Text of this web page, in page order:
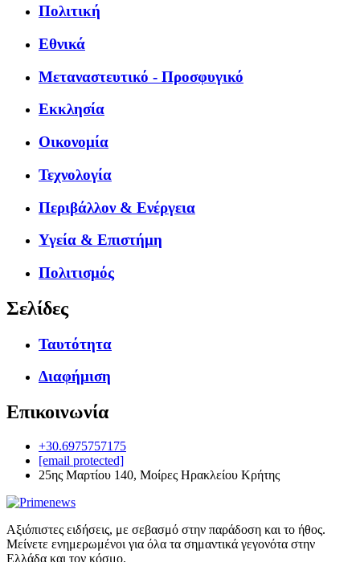
Πολιτική
Εθνικά
Μεταναστευτικό - Προσφυγικό
Εκκλησία
Οικονομία
Τεχνολογία
Περιβάλλον & Ενέργεια
Υγεία & Επιστήμη
Πολιτισμός
Σελίδες
Ταυτότητα
Διαφήμιση
Επικοινωνία
+30.6975757175
[email protected]
25ης Μαρτίου 140, Μοίρες Ηρακλείου Κρήτης
Αξιόπιστες ειδήσεις, με σεβασμό στην παράδοση και το ήθος.
Μείνετε ενημερωμένοι για όλα τα σημαντικά γεγονότα στην
Ελλάδα και τον κόσμο.